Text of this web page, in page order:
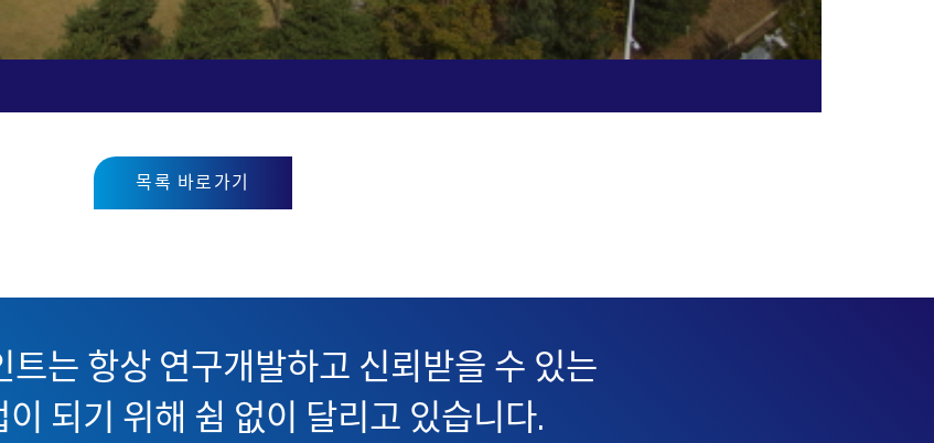
목록 바로가기
는 항상 연구개발하고 신뢰받을 수 있는
되기 위해 쉼 없이 달리고 있습니다.